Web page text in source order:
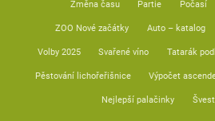
Změna času Partie Počasí
ZOO Nové začátky Auto – katalog
Volby 2025 Svařené víno Tatarák
Pěstování lichořeřišnice Výpočet
Nejlepší palačinky